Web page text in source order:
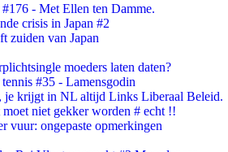
- Met Ellen ten Damme.
crisis in Japan #2
zuiden van Japan
moeders laten daten?
#35 - Lamensgodin
je krijgt in NL altijd Links Liberaal Beleid.
niet gekker worden # echt !!
vuur: ongepaste opmerkingen